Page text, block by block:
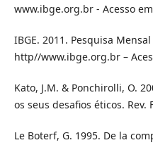
www.ibge.org.br - Acesso
IBGE. 2011. Pesquisa
http//www.ibge.org.br –
Kato, J.M. & Ponchirolli, O.
os seus desafios éticos. Rev.
Le Boterf, G. 1995. De la